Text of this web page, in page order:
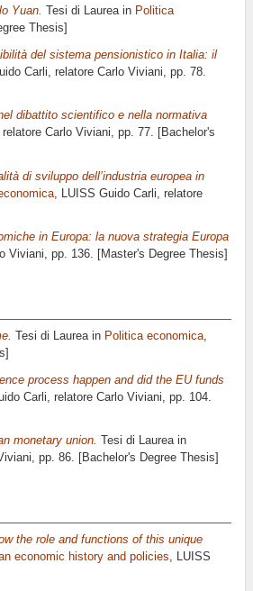
Yuan. Tesi di Laurea in Politica
Thesis]
del sistema pensionistico in Italia: il
Carli, relatore Carlo Viviani , pp. 78.
dibattito scientifico e nella normativa
Carlo Viviani, pp. 77. [Bachelor's
di sviluppo dell’industria europea in
, LUISS Guido Carli, relatore
in Europa: la nuova strategia Europa
Viviani, pp. 136. [Master's Degree Thesis]
Tesi di Laurea in Politica economica,
process happen and did the EU funds
Carli, relatore Carlo Viviani , pp. 104.
monetary union. Tesi di Laurea in
, pp. 86. [Bachelor's Degree Thesis]
the role and functions of this unique
economic history and policies, LUISS